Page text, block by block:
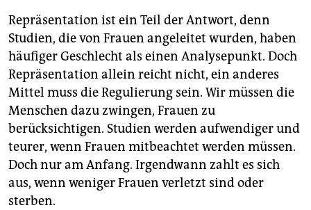
Repräsentation ist ein Teil der Antwort, denn
Studien, die von Frauen angeleitet wurden, haben
häufiger Geschlecht als einen Analysepunkt. Doch
Repräsentation allein reicht nicht, ein anderes
Mittel muss die Regulierung sein. Wir müssen die
Menschen dazu zwingen, Frauen zu
berücksichtigen. Studien werden aufwendiger und
teurer, wenn Frauen mitbeachtet werden müssen.
Doch nur am Anfang. Irgendwann zahlt es sich
aus, wenn weniger Frauen verletzt sind oder
sterben.